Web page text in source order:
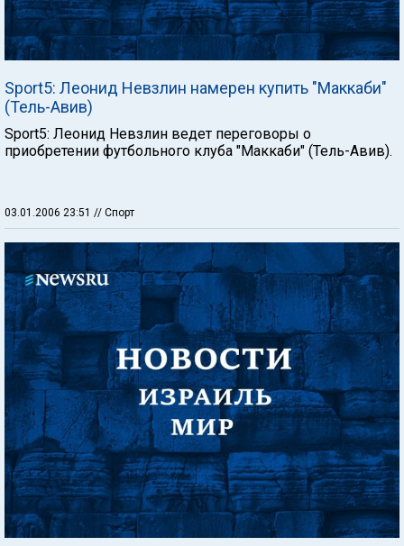
Sport5: Леонид Невзлин намерен купить "Маккаби"
(Тель-Авив)
Sport5: Леонид Невзлин ведет переговоры о
приобретении футбольного клуба "Маккаби" (Тель-Авив).
03.01.2006 23:51 // Спорт